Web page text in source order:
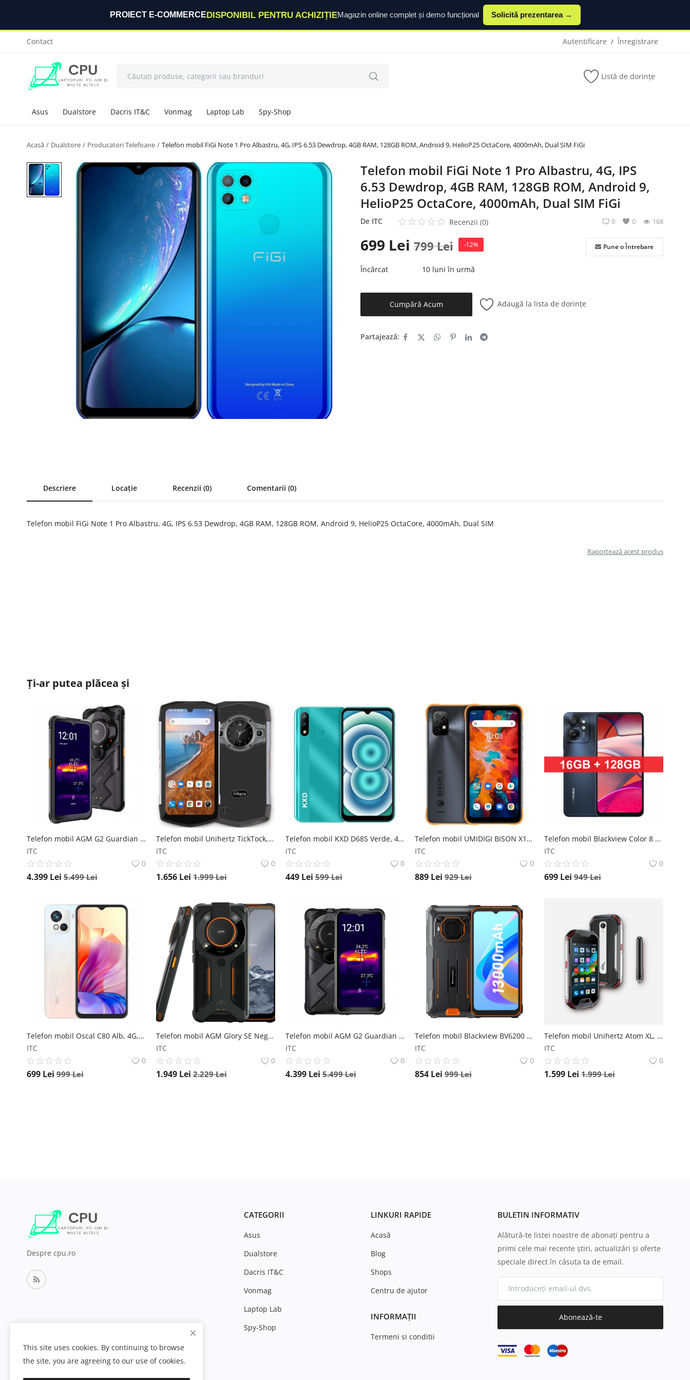
PROIECT E-COMMERCEDISPONIBIL PENTRU ACHIZIȚIEMagazin online complet și demo funcțional Solicită prezentarea →
Contact Autentificare / Înregistrare
Listă de dorințe
Asus Dualstore Dacris IT&C Vonmag Laptop Lab Spy-Shop
Acasă Dualstore Producatori Telefoane Telefon mobil FiGi Note 1 Pro Albastru, 4G, IPS 6.53 Dewdrop, 4GB RAM, 128GB ROM, Android 9, HelioP25 OctaCore, 4000mAh, Dual SIM FiGi
Telefon mobil FiGi Note 1 Pro Albastru, 4G, IPS
6.53 Dewdrop, 4GB RAM, 128GB ROM, Android 9,
HelioP25 OctaCore, 4000mAh, Dual SIM FiGi
De ITC Recenzii (0) 0 0 168
699 Lei 799Lei -12% Pune o Întrebare
Încărcat 10 luni în urmă
Cumpără Acum Adaugă la lista de dorințe
Partajează:
Descriere Locație Recenzii (0) Comentarii (0)
Telefon mobil FiGi Note 1 Pro Albastru, 4G, IPS 6.53 Dewdrop, 4GB RAM, 128GB ROM, Android 9, HelioP25 OctaCore, 4000mAh, Dual SIM
Raportează acest produs
Ți-ar putea plăcea și
Telefon mobil AGM G2 Guardian Negru, Camera termica, 5G, FHD+ 6.58 , 8GB RAM, 256GB ROM, Android 12, Qualcomm QCM6490, 7000mAh, Dual SIM AGM
ITC
0
4.399 Lei 5.499Lei
Telefon mobil Unihertz TickTock, 5G, Rugged Dual Screen 6.5 + 1.3 LCD, 8GB RAM, 128GB ROM, Android 11, Dimensity 700, 6000mAh, Dual SIM UNIHERTZ
ITC
0
1.656 Lei 1.999Lei
Telefon mobil KXD D68S Verde, 4G, IPS 6.088 , 2GB RAM, 32GB ROM, Android 11, SC9832E QuadCore, GPS, Face ID, 4000mAh, Dual SIM KXD
ITC
0
449 Lei 599Lei
Telefon mobil UMIDIGI BISON X10 Galben, 4G, 6.53 HD+, 4GB RAM LPDDR4X, 64GB ROM, Android 11, Helio P60 OctaCore, NFC, 6150mAh, Dual SIM UMIDIGI
ITC
0
889 Lei 929Lei
Telefon mobil Blackview Color 8 Grey, 4G, 6.75 HD+ 90Hz, 16GB RAM (8GB + 8GB extensibili), 128GB ROM, 50MP, Android 13, Unisoc T616, 6000mAh, Dual SIM Blackview
ITC
0
699 Lei 949Lei
Telefon mobil Oscal C80 Alb, 4G, IPS 6.5 HD+ 90Hz, 14GB RAM (8GB + 6GB extensibili), 128GB ROM, Android 12, T606 OctaCore, 5180mAh, Dual SIM Oscal
ITC
0
699 Lei 999Lei
Telefon mobil AGM Glory SE Negru, 5G, TFT FHD+ 6.53 , 8GB RAM, 128GB ROM, Android 11, Qualcomm Snapdragon 480 5G, NFC, 6200mAh, Dual SIM AGM
ITC
0
1.949 Lei 2.229Lei
Telefon mobil AGM G2 Guardian Negru, Camera termica, 5G, FHD+ 6.58 , 12GB RAM, 256GB ROM, Android 12, Qualcomm QCM6490, 7000mAh, Dual SIM AGM
ITC
0
4.399 Lei 5.499Lei
Telefon mobil Blackview BV6200 Pro Orange, 4G, IPS 6.56 , Boxa 3W, 10GB RAM (6GB + 4GB extensibili), 128GB ROM, Android 13, Helio P35, NFC, 13000mAh, 18W, Dual SIM Blackview
ITC
0
854 Lei 999Lei
Telefon mobil Unihertz Atom XL, Functie Walkie-Talkie, 4G, 4.0 LCD , 6GB RAM, 128GB ROM, Android 11, Helio P60 Octa-Core, 4300mAh, Dual SIM UNIHERTZ
ITC
0
1.599 Lei 1.999Lei
Despre cpu.ro
CATEGORII
Asus
Dualstore
Dacris IT&C
Vonmag
Laptop Lab
Spy-Shop
LINKURI RAPIDE
Acasă
Blog
Shops
Centru de ajutor
INFORMAȚII
Termeni si conditii
BULETIN INFORMATIV
Alătură-te listei noastre de abonați pentru a
primi cele mai recente știri, actualizări și oferte
speciale direct în căsuța ta de email.
Abonează-te
This site uses cookies. By continuing to browse
the site, you are agreeing to our use of cookies.